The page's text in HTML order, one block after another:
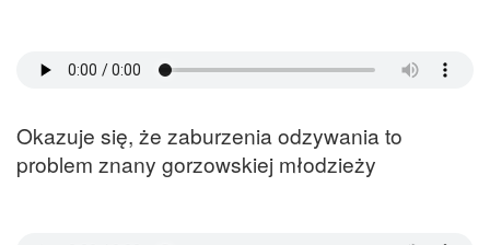
Okazuje się, że zaburzenia odzywania to
problem znany gorzowskiej młodzieży